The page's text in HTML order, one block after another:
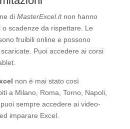
di MasterExcel.itnon hanno
scadenze da rispettare. Le
fruibili online e possono
Puoi accedere ai corsi
non è mai stato così
a Milano, Roma, Torno, Napoli,
sempre accedere ai video-
imparare Excel.